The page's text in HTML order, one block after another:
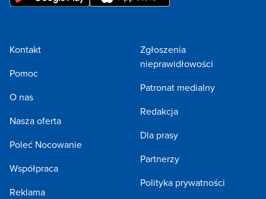
Kontakt
Pomoc
O nas
Nasza oferta
Poleć Nocowanie
Współpraca
Reklama
Zgłoszenia
nieprawidłowości
Patronat medialny
Redakcja
Dla prasy
Partnerzy
Polityka prywatności